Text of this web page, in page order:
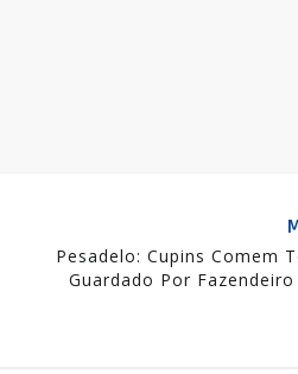
Pesadelo: Cupins Comem
Guardado Por